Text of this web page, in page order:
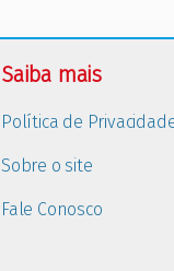
Saiba mais
Política de
Sobre o site
Fale Conosco